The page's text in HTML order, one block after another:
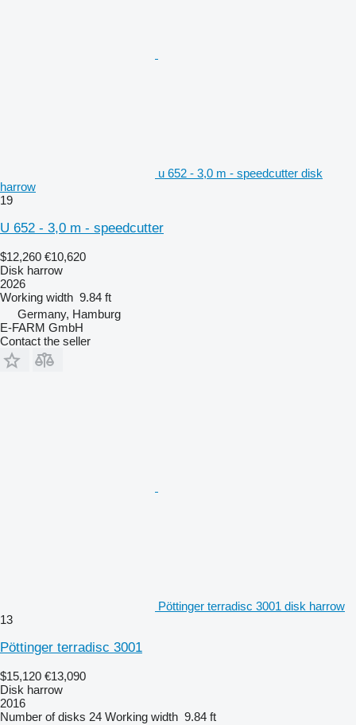
u 652 - 3,0 m - speedcutter disk
harrow
19
U 652 - 3,0 m - speedcutter
$12,260 €10,620
Disk harrow
2026
Working width 9.84 ft
Germany, Hamburg
E-FARM GmbH
Contact the seller
Pöttinger terradisc 3001 disk harrow
13
Pöttinger terradisc 3001
$15,120 €13,090
Disk harrow
2016
Number of disks 24 Working width 9.84 ft